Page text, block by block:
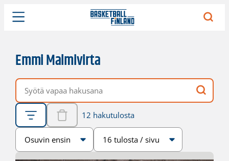
Emmi Malmivirta
Vapaa hakusana
12 hakutulosta
Järjestys
Sivukoko